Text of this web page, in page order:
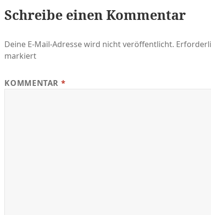
Schreibe einen Kommentar
Deine E-Mail-Adresse wird nicht veröffentlicht.
markiert
KOMMENTAR *